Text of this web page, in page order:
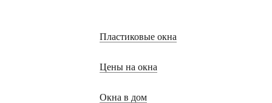
Пластиковые окна
Цены на окна
Окна в дом